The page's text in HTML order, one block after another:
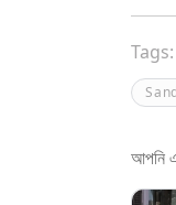
Tags:
আপনি